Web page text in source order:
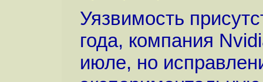
Уязвимость
года, компания
июле, но